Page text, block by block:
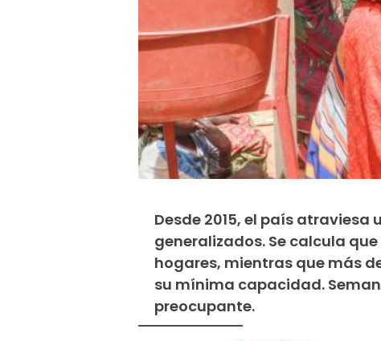
Desde 2015, el país
generalizados. Se calcula
hogares, mientras que más
su mínima capacidad.
preocupante.